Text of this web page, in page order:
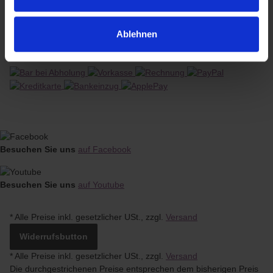
Ablehnen
E-Mail:kontakt@ballettstangenladen.de
Besuchen Sie uns auf Facebook
Besuchen Sie uns auf Youtube
* Alle Preise inkl. gesetzlicher USt., zzgl. Versand
Widerrufsbutton
* Alle Preise inkl. gesetzlicher USt., zzgl. Versand
Die durchgestrichenen Preise entsprechen dem bisherigen Preis